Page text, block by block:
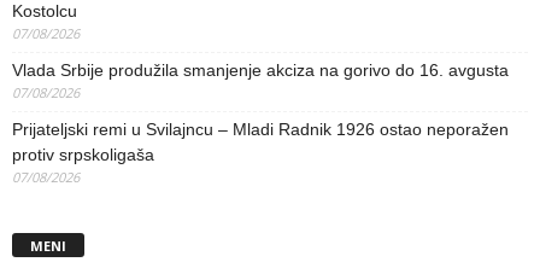
Kostolcu
07/08/2026
Vlada Srbije produžila smanjenje akciza na gorivo do 16. avgusta
07/08/2026
Prijateljski remi u Svilajncu – Mladi Radnik 1926 ostao neporažen
protiv srpskoligaša
07/08/2026
MENI